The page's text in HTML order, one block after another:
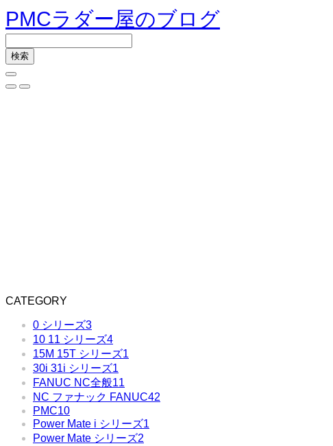
PMCラダー屋のブログ
CATEGORY
0 シリーズ3
10 11 シリーズ4
15M 15T シリーズ1
30i 31i シリーズ1
FANUC NC全般11
NC ファナック FANUC42
PMC10
Power Mate i シリーズ1
Power Mate シリーズ2